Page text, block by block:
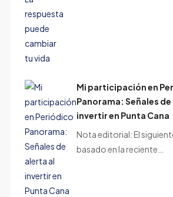
Mi participación en
Panorama: Señales
invertir en Punta Cana
Nota editorial: El
basado en la reciente…